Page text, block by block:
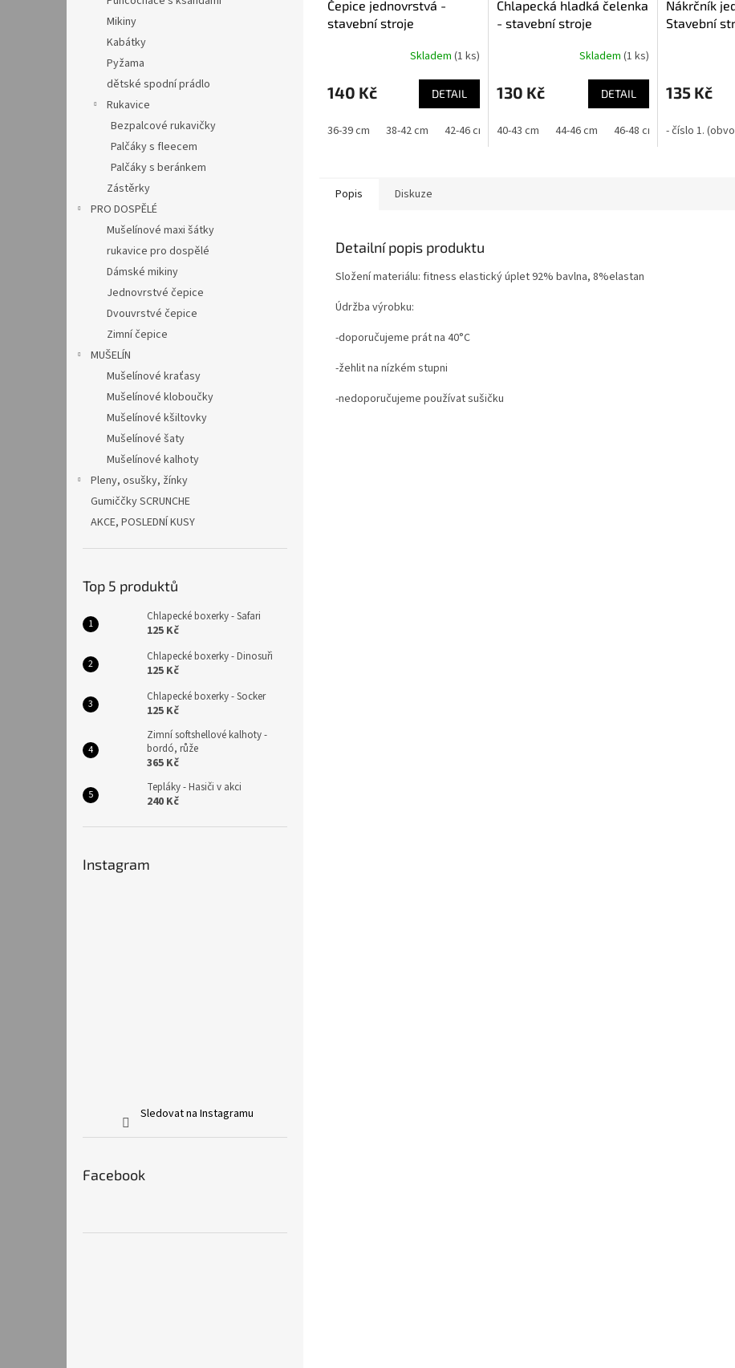
Mikiny
Kabátky
Pyžama
dětské spodní prádlo
Rukavice
Bezpalcové rukavičky
Palčáky s fleecem
Palčáky s beránkem
Zástěrky
PRO DOSPĚLÉ
Mušelínové maxi šátky
rukavice pro dospělé
Dámské mikiny
Jednovrstvé čepice
Dvouvrstvé čepice
Zimní čepice
MUŠELÍN
Mušelínové kraťasy
Mušelínové kloboučky
Mušelínové kšiltovky
Mušelínové šaty
Mušelínové kalhoty
Pleny, osušky, žínky
Gumiččky SCRUNCHE
AKCE, POSLEDNÍ KUSY
Top 5 produktů
Chlapecké boxerky - Safari
125 Kč
Chlapecké boxerky - Dinosuři
125 Kč
Chlapecké boxerky - Socker
125 Kč
Zimní softshellové kalhoty -
bordó, růže
365 Kč
Tepláky - Hasiči v akci
240 Kč
Instagram
Sledovat na Instagramu
Facebook
Čepice jednovrstvá -
stavební stroje
Skladem (1 ks)
140 Kč DETAIL
36-39 cm 38-42 cm 42-46 cm 46-50 cm 50-56 cm
Chlapecká hladká čelenka
- stavební stroje
Skladem (1 ks)
130 Kč DETAIL
40-43 cm 44-46 cm 46-48 cm 48-50 cm
Nákrčník
Stavební
135 Kč
- číslo 1.
Popis Diskuze
Detailní popis produktu
Složení materiálu: fitness elastický úplet 92% bavlna, 8%elastan
Údržba výrobku:
-doporučujeme prát na 40°C
-žehlit na nízkém stupni
-nedoporučujeme používat sušičku